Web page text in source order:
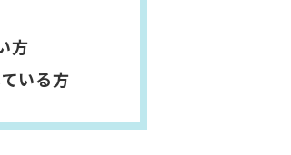
方
いる方